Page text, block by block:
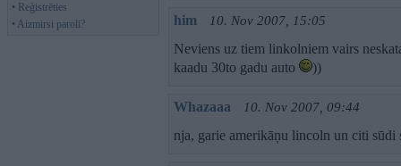
• Reģistrēties
• Aizmirsi paroli?
him 10. Nov 2007, 15:05
Neviens uz tiem linkolniem vairs
kaadu 30to gadu auto
))
Whazaaa 10. Nov 2007, 09:44
nja, garie amerikāņu lincoln un citi sūdi